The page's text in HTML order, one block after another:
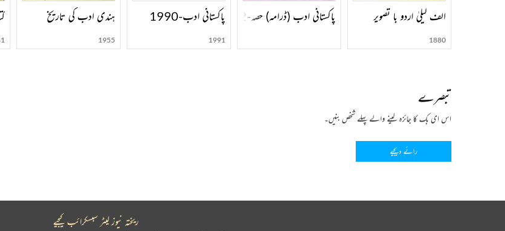
الف لیلیٰ اردو با تصویر
1880
پاکستانی ادب (ڈرامہ) حصہ-002 پاکستانی ادب-1990
1991
ہندی ادب کی تاریخ
1955
تبصرے
اس ای بک کا جائزہ لینے والے پہلے شخص بنیں۔
رائے دیجیے
ریختہ نیوز لیٹر سبسکرائب کیجیے